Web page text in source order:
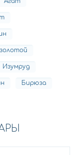
Изумруд
Бирюза